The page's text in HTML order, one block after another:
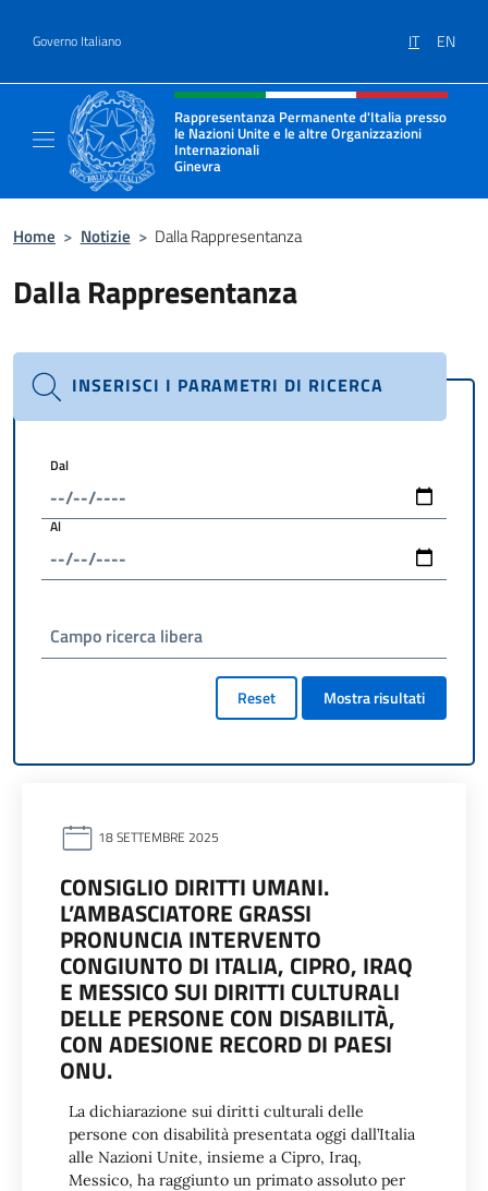
Governo Italiano IT EN
Intestazione sito, social e menù
Rappresentanza Permanente d'Italia presso
le Nazioni Unite e le altre Organizzazioni
Internazionali
Ginevra
Il sito ufficiale della Rappresentanza Onu
Home > Notizie > Dalla Rappresentanza
Dalla Rappresentanza
INSERISCI I PARAMETRI DI RICERCA
Dal
Al
Campo ricerca libera
Reset Mostra risultati
18 SETTEMBRE 2025
CONSIGLIO DIRITTI UMANI.
L’AMBASCIATORE GRASSI
PRONUNCIA INTERVENTO
CONGIUNTO DI ITALIA, CIPRO, IRAQ
E MESSICO SUI DIRITTI CULTURALI
DELLE PERSONE CON DISABILITÀ,
CON ADESIONE RECORD DI PAESI
ONU.
La dichiarazione sui diritti culturali delle
persone con disabilità presentata oggi dall’Italia
alle Nazioni Unite, insieme a Cipro, Iraq,
Messico, ha raggiunto un primato assoluto per